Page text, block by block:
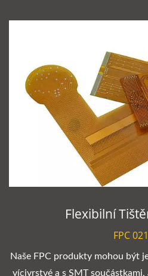
Flexibilní
FPC
Naše FPC produkty mohou být
vícivrstvé a s SMT